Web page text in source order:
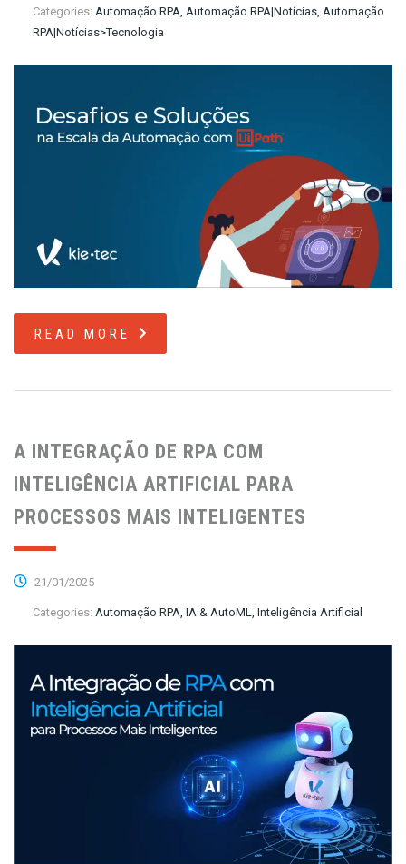
Categories: Automação RPA, Automação RPA|Notícias, Automação
RPA|Notícias>Tecnologia
READ MORE
A INTEGRAÇÃO DE RPA COM
INTELIGÊNCIA ARTIFICIAL PARA
PROCESSOS MAIS INTELIGENTES
21/01/2025
Categories: Automação RPA, IA & AutoML, Inteligência Artificial